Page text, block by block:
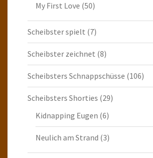
My First Love (50)
Scheibster spielt (7)
Scheibster zeichnet (8)
Scheibsters Schnappschüsse (106)
Scheibsters Shorties (29)
Kidnapping Eugen (6)
Neulich am Strand (3)